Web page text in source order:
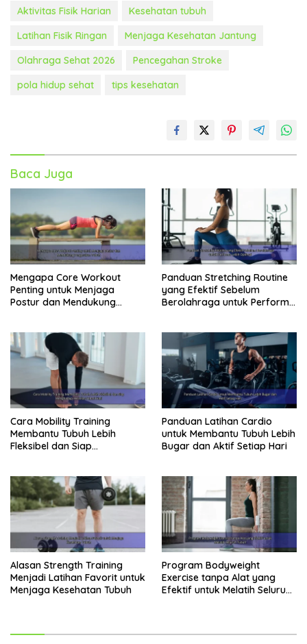
Aktivitas Fisik Harian
Kesehatan tubuh
Latihan Fisik Ringan
Menjaga Kesehatan Jantung
Olahraga Sehat 2026
Pencegahan Stroke
pola hidup sehat
tips kesehatan
Baca Juga
Mengapa Core Workout
Penting untuk Menjaga
Postur dan Mendukung
Panduan Stretching Routine
yang Efektif Sebelum
Berolahraga untuk Performa
Cara Mobility Training
Membantu Tubuh Lebih
Fleksibel dan Siap
Panduan Latihan Cardio
untuk Membantu Tubuh Lebih
Bugar dan Aktif Setiap Hari
Alasan Strength Training
Menjadi Latihan Favorit untuk
Menjaga Kesehatan Tubuh
Program Bodyweight
Exercise tanpa Alat yang
Efektif untuk Melatih Seluruh